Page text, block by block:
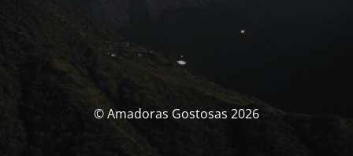
© Amadoras Gostosas 2026